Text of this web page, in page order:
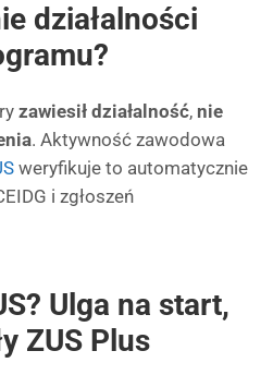
działalności
zawiesił działalność, nie
. Aktywność zawodowa
weryfikuje to automatycznie
i zgłoszeń
Ulga na start,
ZUS Plus